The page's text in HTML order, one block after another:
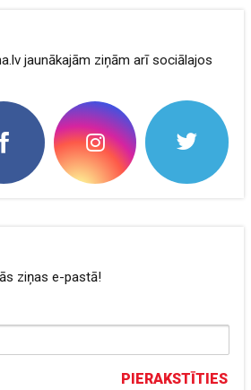
jaunākajām ziņām arī sociālajos
ziņas e-pastā!
PIERAKSTĪTIES